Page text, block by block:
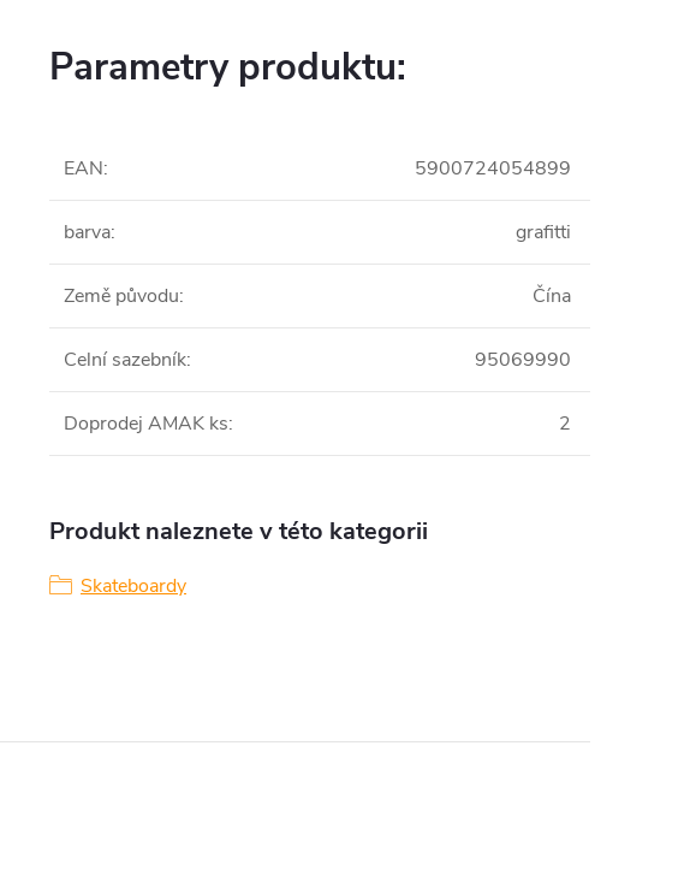
Parametry produktu:
EAN: 5900724054899
barva: grafitti
Země původu: Čína
Celní sazebník: 95069990
Doprodej AMAK ks: 2
Produkt naleznete v této kategorii
Skateboardy